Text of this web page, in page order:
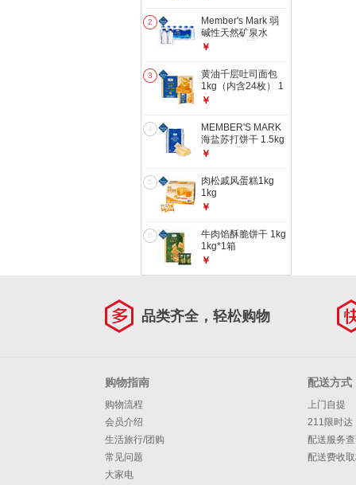
2
Member's Mark 弱
碱性天然矿泉水
300mL*24瓶
￥
3
黄油千层吐司面包
1kg（内含24枚） 1
盒
￥
4
MEMBER'S MARK
海盐苏打饼干 1.5kg
1.5kg*1袋
￥
5
肉松戚风蛋糕1kg
1kg
￥
6
牛肉馅酥脆饼干 1kg
1kg*1箱
￥
品类齐全，轻松购物
购物指南
购物流程
会员介绍
生活旅行/团购
常见问题
大家电
配送方式
上门自提
211限时达
配送服务
配送费收